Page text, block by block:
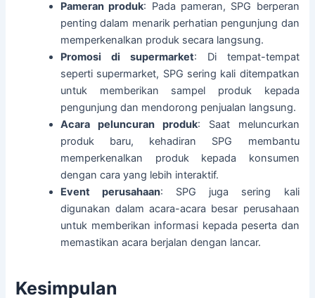
Pameran produk: Pada pameran, SPG berperan
penting dalam menarik perhatian pengunjung dan
memperkenalkan produk secara langsung.
Promosi di supermarket: Di tempat-tempat
seperti supermarket, SPG sering kali ditempatkan
untuk memberikan sampel produk kepada
pengunjung dan mendorong penjualan langsung.
Acara peluncuran produk: Saat meluncurkan
produk baru, kehadiran SPG membantu
memperkenalkan produk kepada konsumen
dengan cara yang lebih interaktif.
Event perusahaan: SPG juga sering kali
digunakan dalam acara-acara besar perusahaan
untuk memberikan informasi kepada peserta dan
memastikan acara berjalan dengan lancar.
Kesimpulan